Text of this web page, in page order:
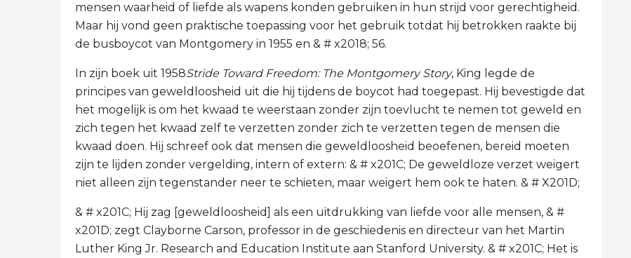
mensen waarheid of liefde als wapens konden gebruiken in hun strijd voor gerechtigheid.
Maar hij vond geen praktische toepassing voor het gebruik totdat hij betrokken raakte bij
de busboycot van Montgomery in 1955 en & # x2018; 56.
In zijn boek uit 1958Stride Toward Freedom: The Montgomery Story, King legde de
principes van geweldloosheid uit die hij tijdens de boycot had toegepast. Hij bevestigde dat
het mogelijk is om het kwaad te weerstaan ​​zonder zijn toevlucht te nemen tot geweld en
zich tegen het kwaad zelf te verzetten zonder zich te verzetten tegen de mensen die
kwaad doen. Hij schreef ook dat mensen die geweldloosheid beoefenen, bereid moeten
zijn te lijden zonder vergelding, intern of extern: & # x201C; De geweldloze verzet weigert
niet alleen zijn tegenstander neer te schieten, maar weigert hem ook te haten. & # X201D;
& # x201C; Hij zag [geweldloosheid] als een uitdrukking van liefde voor alle mensen, & #
x201D; zegt Clayborne Carson, professor in de geschiedenis en directeur van het Martin
Luther King Jr. Research and Education Institute aan Stanford University. & # x201C; Het is